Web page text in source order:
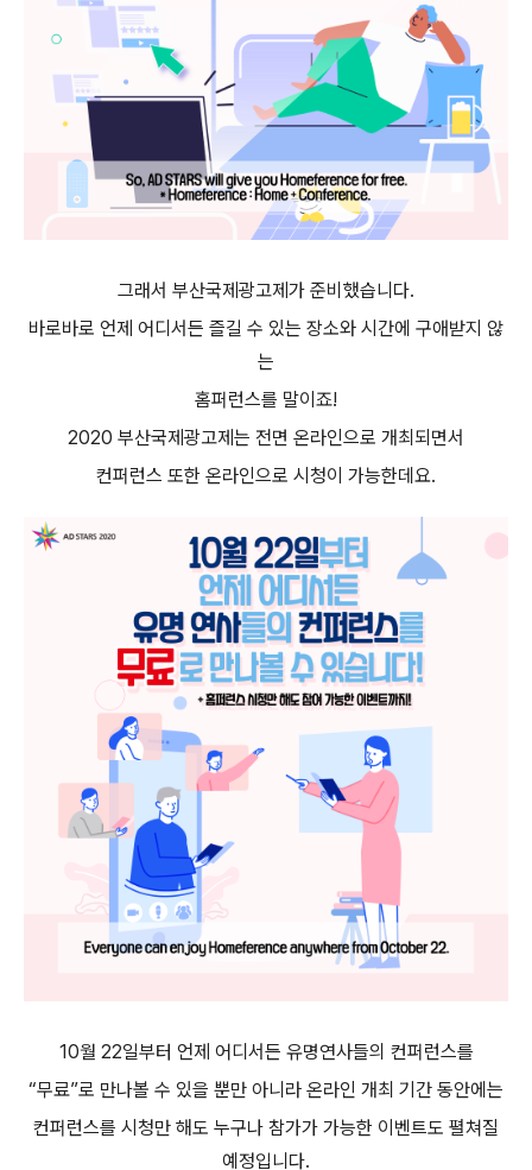
그래서 부산국제광고제가 준비했습니다.
바로바로 언제 어디서든 즐길 수 있는 장소와 시간에 구애받지 않
는
홈퍼런스를 말이죠!
2020 부산국제광고제는 전면 온라인으로 개최되면서
컨퍼런스 또한 온라인으로 시청이 가능한데요.
10월 22일부터 언제 어디서든 유명연사들의 컨퍼런스를
“무료”로 만나볼 수 있을 뿐만 아니라 온라인 개최 기간 동안에는
컨퍼런스를 시청만 해도 누구나 참가가 가능한 이벤트도 펼쳐질
예정입니다.